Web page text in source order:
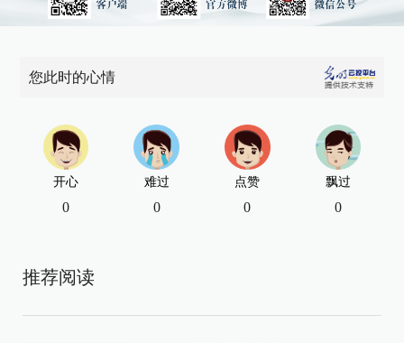
您此时的心情
开心
0
难过
0
点赞
0
飘过
0
推荐阅读